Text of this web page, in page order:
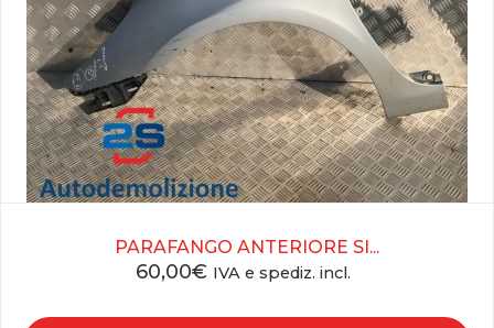
PARAFANGO ANTERIORE SI...
60,00€ IVA e spediz. incl.